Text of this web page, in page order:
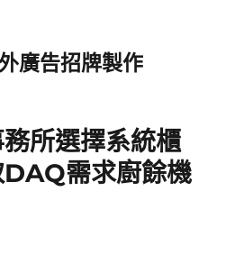
廣告招牌製作
所選擇系統櫃
需求廚餘機